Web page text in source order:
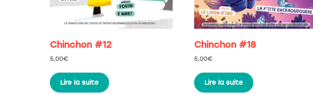
Chinchon #12
5,00€
Lire la suite
Chinchon #18
5,00€
Lire la suite